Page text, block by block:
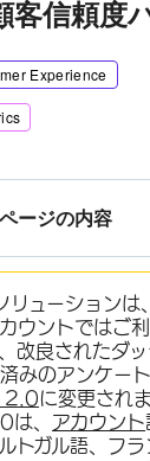
客信頼度
Experience
ージの内容
度パルスについ
頼度パルスの作成
ンケートカスタマ
の翻訳
リューションは
ウントではご
改良されたダ
みのアンケー
2.0に変更されま
は、 アカウント
トガル語、フラ